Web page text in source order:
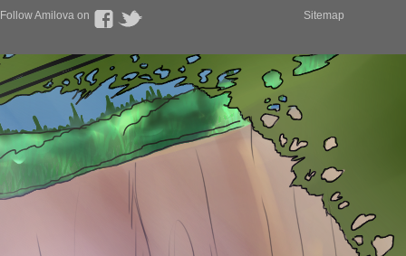
Follow Amilova on Sitemap